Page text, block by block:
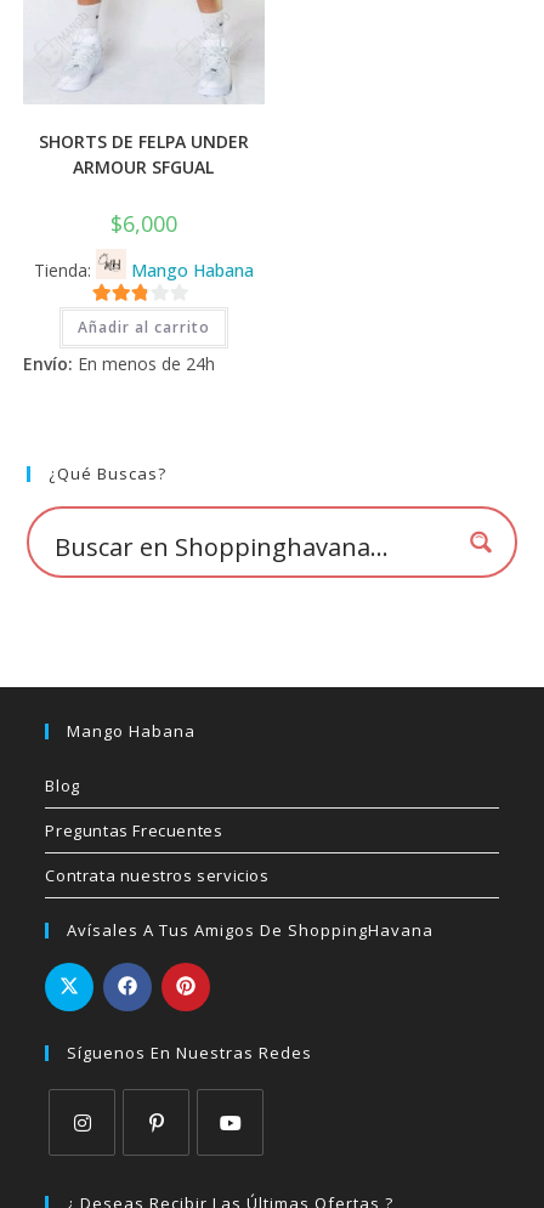
SHORTS DE FELPA UNDER
ARMOUR SFGUAL
$6,000
Tienda: Mango Habana
2.71
de 5
Añadir al carrito
Envío: En menos de 24h
¿Qué Buscas?
Mango Habana
Blog
Preguntas Frecuentes
Contrata nuestros servicios
Avísales A Tus Amigos De ShoppingHavana
Síguenos En Nuestras Redes
abre
abre
abre
¿ Deseas Recibir Las Últimas Ofertas ?